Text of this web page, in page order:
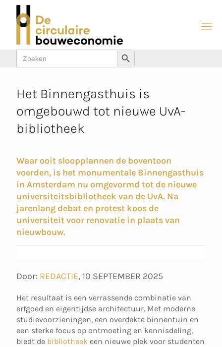
Zoek
naar:
Zoekknop
Het Binnengasthuis is
omgebouwd tot nieuwe UvA-
bibliotheek
Waar ooit sloopplannen de boventoon
voerden, is het monumentale Binnengasthuis
in Amsterdam nu omgevormd tot de nieuwe
universiteitsbibliotheek van de UvA. Na
jarenlang debat en protest koos de
universiteit voor renovatie in plaats van
nieuwbouw.
Door: REDACTIE, 10 SEPTEMBER 2025
Het resultaat is een verrassende combinatie van
erfgoed en eigentijdse architectuur. Met moderne
studievoorzieningen, een overdekte binnentuin en
een sterke focus op ontmoeting en kennisdeling,
biedt de bibliotheek een nieuwe plek voor studenten